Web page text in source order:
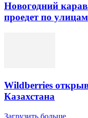
Новогодний
проедет по
Wildberries
Казахстана
Загрузить больше